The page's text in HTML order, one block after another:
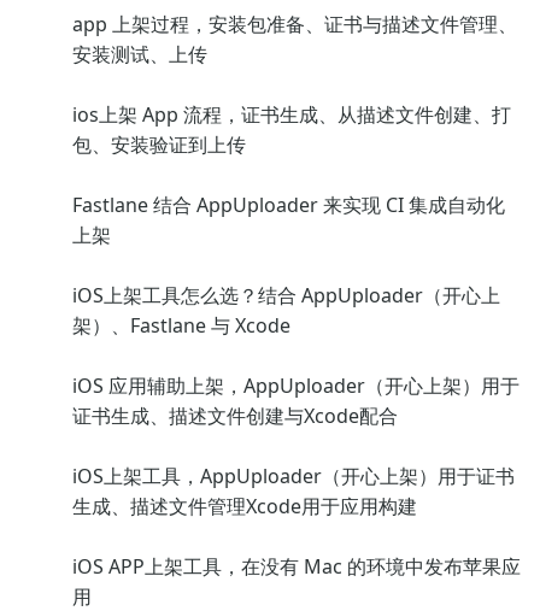
app 上架过程，安装包准备、证书与描述文件管理、
安装测试、上传
ios上架 App 流程，证书生成、从描述文件创建、打
包、安装验证到上传
Fastlane 结合 AppUploader 来实现 CI 集成自动化
上架
iOS上架工具怎么选？结合 AppUploader（开心上
架）、Fastlane 与 Xcode
iOS 应用辅助上架，AppUploader（开心上架）用于
证书生成、描述文件创建与Xcode配合
iOS上架工具，AppUploader（开心上架）用于证书
生成、描述文件管理Xcode用于应用构建
iOS APP上架工具，在没有 Mac 的环境中发布苹果应
用